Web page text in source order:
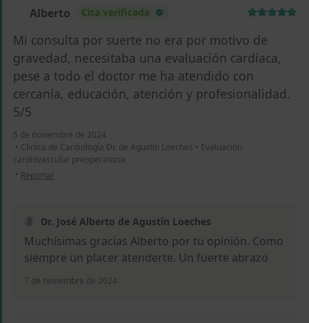
Alberto Cita verificada
Mi consulta por suerte no era por motivo de
gravedad, necesitaba una evaluación cardíaca,
pese a todo el doctor me ha atendido con
cercanía, educación, atención y profesionalidad.
5/5
5 de noviembre de 2024
• Clínica de Cardiología Dr. de Agustín Loeches • Evaluación
cardiovascular preoperatoria
• en opinión del usuario Alberto
Reportar
Dr. José Alberto de Agustín Loeches
Muchísimas gracias Alberto por tu opinión. Como
siempre un placer atenderte. Un fuerte abrazo
7 de noviembre de 2024